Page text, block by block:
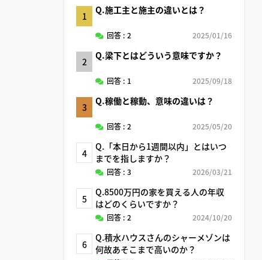
1
Q.施工主と施主の違いとは？
回答 : 2 2025/01/16
2
Q.梁下とはどういう意味ですか？
回答 : 1 2025/09/18
3
Q.稼働と稼動、意味の違いは？
回答 : 2 2025/05/20
4
Q.「本日から1週間以内」とはいつ
までを指しますか？
回答 : 3 2026/03/21
5
Q.8500万円の家を買える人の年収
はどのくらいですか？
回答 : 2 2024/10/20
6
Q.積水ハウスさんのシャーメゾンは
何故あそこまで高いのか？